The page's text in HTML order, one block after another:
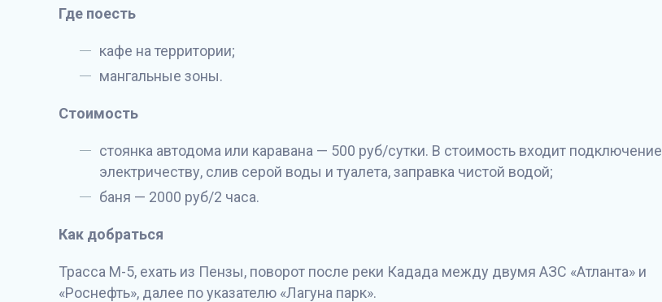
Где поесть
кафе на территории;
мангальные зоны.
Стоимость
стоянка автодома или каравана — 500 руб/сутки. В стоимость входит
электричеству, слив серой воды и туалета, заправка чистой водой;
баня — 2000 руб/2 часа.
Как добраться
Трасcа М-5, ехать из Пензы, поворот после реки Кадада между двумя АЗС «Атланта» и
«Роснефть», далее по указателю «Лагуна парк».